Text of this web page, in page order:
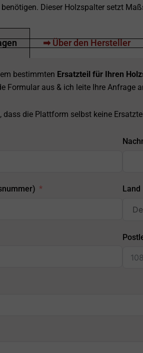
Dieser Holzspalter setzt
➡ Über den Hersteller
bestimmten Ersatzteil für Ihren
Formular aus & ich leite Ihre Anfrage
dass die Plattform selbst keine
Land